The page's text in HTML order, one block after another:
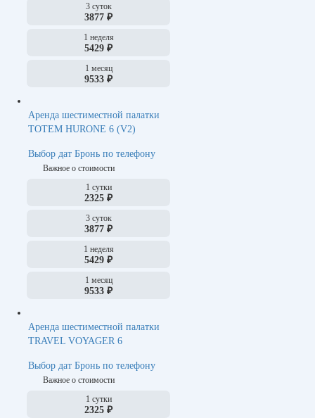
3 суток
3877 ₽
1 неделя
5429 ₽
1 месяц
9533 ₽
Аренда шестиместной палатки
TOTEM HURONE 6 (V2)
Выбор дат Бронь по телефону
Важное о стоимости
1 сутки
2325 ₽
3 суток
3877 ₽
1 неделя
5429 ₽
1 месяц
9533 ₽
Аренда шестиместной палатки
TRAVEL VOYAGER 6
Выбор дат Бронь по телефону
Важное о стоимости
1 сутки
2325 ₽